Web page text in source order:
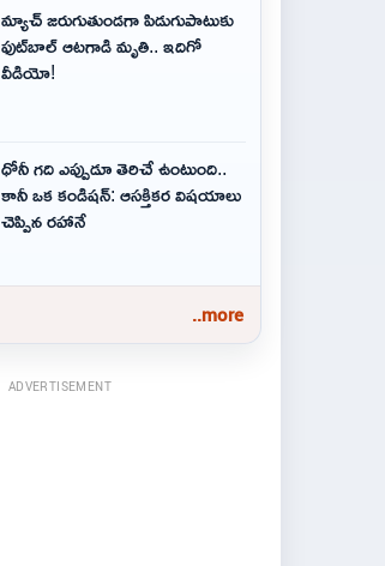
మ్యాచ్ జరుగుతుండగా పిడుగుపాటుకు
ఫుట్‌బాల్ ఆటగాడి మృతి.. ఇదిగో
వీడియో!
ధోనీ గది ఎప్పుడూ తెరిచే ఉంటుంది..
కానీ ఒక కండిషన్: ఆసక్తికర విషయాలు
చెప్పిన రహానే
..more
ADVERTISEMENT